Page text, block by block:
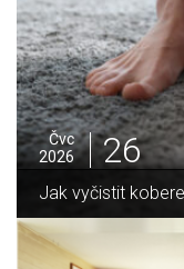
Čvc
2026
25
Jak sušit